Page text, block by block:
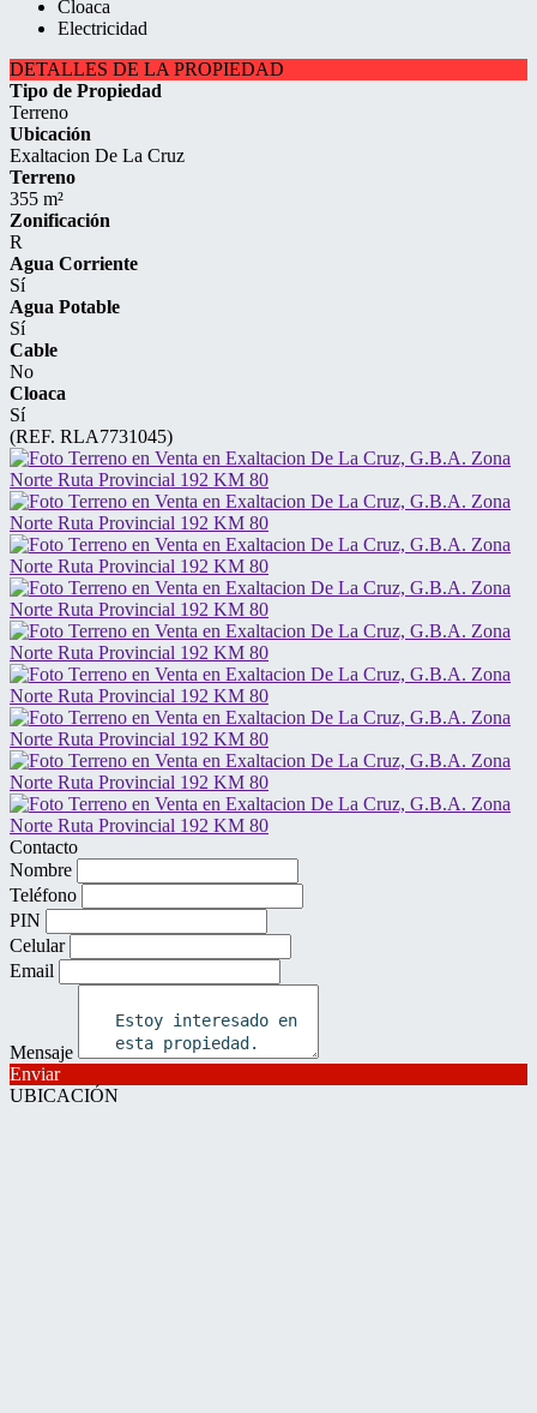
Cloaca
Electricidad
DETALLES DE LA PROPIEDAD
Tipo de Propiedad
Terreno
Ubicación
Exaltacion De La Cruz
Terreno
355 m²
Zonificación
R
Agua Corriente
Sí
Agua Potable
Sí
Cable
No
Cloaca
Sí
(REF. RLA7731045)
Contacto
Nombre
Teléfono
PIN
Celular
Email
Mensaje
Enviar
UBICACIÓN